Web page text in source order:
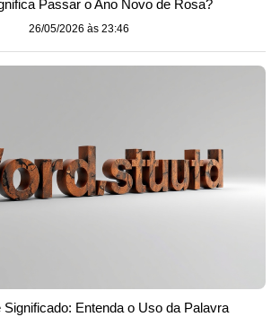
Passar o Ano Novo de Rosa?
26/05/2026 às 23:46
Significado: Entenda o Uso da Palavra